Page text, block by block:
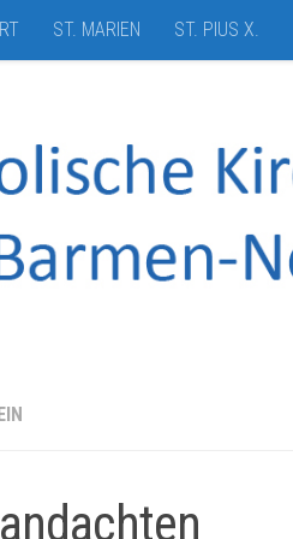
ST. MARIEN ST. PIUS X.